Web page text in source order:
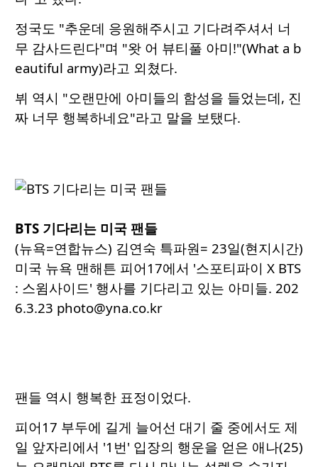
정국도 "추운데 응원해주시고 기다려주셔서 너
무 감사드린다"며 "왓 어 뷰티풀 아미!"(What a b
eautiful army)라고 외쳤다.
뷔 역시 "오랜만에 아미들의 함성을 들었는데, 진
짜 너무 행복하네요"라고 말을 보탰다.
BTS 기다리는 미국 팬들
(뉴욕=연합뉴스) 김연숙 특파원= 23일(현지시간)
미국 뉴욕 맨해튼 피어17에서 '스포티파이 X BTS
: 스윔사이드' 행사를 기다리고 있는 아미들. 202
6.3.23 photo@yna.co.kr
팬들 역시 행복한 표정이었다.
피어17 부두에 길게 늘어선 대기 줄 중에서도 제
일 앞자리에서 '1번' 입장의 행운을 얻은 애나(25)